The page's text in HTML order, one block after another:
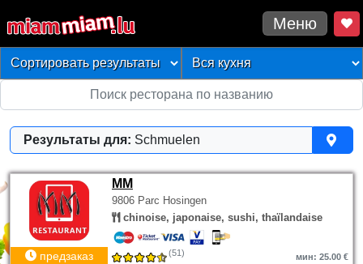
Меню
Результаты для: Schmuelen
MM
9806 Parc Hosingen
chinoise, japonaise, sushi, thaïlandaise
предзаказ (51) мин: 25.00 €